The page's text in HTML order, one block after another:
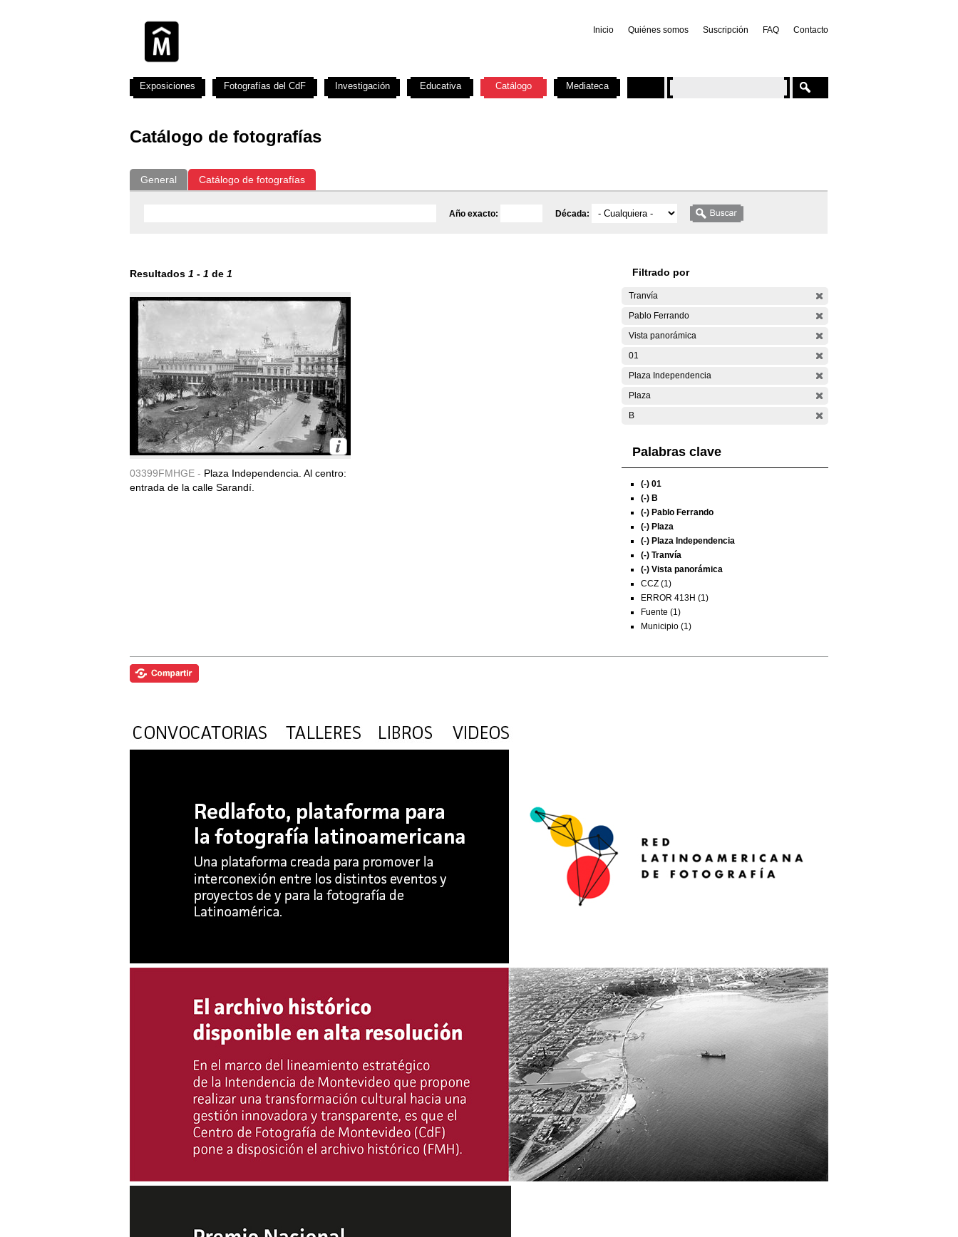
Inicio Quiénes somos Suscripción FAQ Contacto
Catálogo de fotografías
General Catálogo de fotografías
Año exacto: Década:
Resultados 1 - 1 de 1
03399FMHGE - Plaza Independencia. Al centro:
entrada de la calle Sarandí.
Filtrado por
Tranvía
Pablo Ferrando
Vista panorámica
01
Plaza Independencia
Plaza
B
Palabras clave
(-) 01
(-) B
(-) Pablo Ferrando
(-) Plaza
(-) Plaza Independencia
(-) Tranvía
(-) Vista panorámica
CCZ (1)
ERROR 413H (1)
Fuente (1)
Municipio (1)
Exposiciones Fotografías del CdF Investigación Educativa Catálogo Mediateca